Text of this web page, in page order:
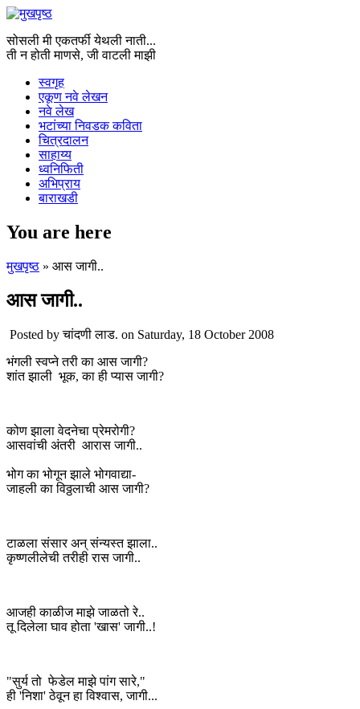
सोसली मी एकतर्फी येथली नाती...
ती न होती माणसे, जी वाटली माझी
स्वगृह
एकूण नवे लेखन
नवे लेख
भटांच्या निवडक कविता
चित्रदालन
साहाय्य
ध्वनिफिती
अभिप्राय
बाराखडी
You are here
मुखपृष्ठ » आस जागी..
आस जागी..
Posted byचांदणी लाड. on Saturday, 18 October 2008
भंगली स्वप्ने तरी का आस जागी?
शांत झाली भूक, का ही प्यास जागी?
कोण झाला वेदनेचा प्रेमरोगी?
आसवांची अंतरी आरास जागी..
भोग का भोगून झाले भोगवाद्या-
जाहली का विठ्ठलाची आस जागी?
टाळला संसार अन् संन्यस्त झाला..
कृष्णलीलेची तरीही रास जागी..
आजही काळीज माझे जाळतो रे..
तू दिलेला घाव होता 'खास' जागी..!
"सुर्य तो फेडेल माझे पांग सारे,"
ही 'निशा' ठेवून हा विश्वास, जागी...